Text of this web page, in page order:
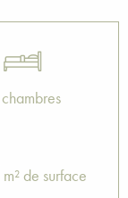
chambres
m² de surface